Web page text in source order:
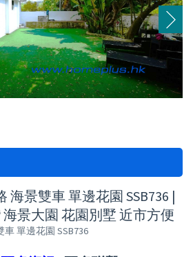
海景雙車 單邊花園 SSB736 |
景大園 花園別墅 近市方便
單邊花園 SSB736